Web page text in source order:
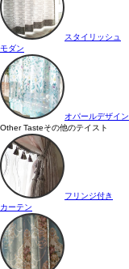
スタイリッシュ
モダン
オパールデザイン
Other Tasteその他のテイスト
フリンジ付き
カーテン